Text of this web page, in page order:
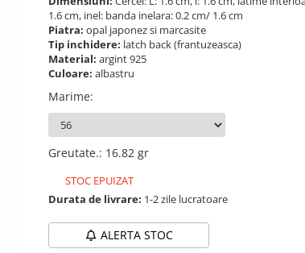
1.6 cm, inel: banda inelara: 0.2 cm/ 1.6 cm
Piatra: opal japonez si marcasite
Tip inchidere: latch back (frantuzeasca)
Material: argint 925
Culoare: albastru
Marime:
Greutate.: 16.82 gr
STOC EPUIZAT
Durata de livrare: 1-2 zile lucratoare
ALERTA STOC